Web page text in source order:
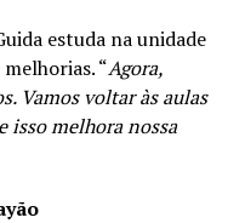
estuda na unidade
“Agora,
Vamos voltar às aulas
isso melhora nossa